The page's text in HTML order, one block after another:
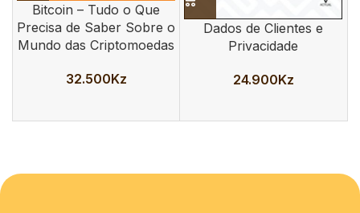
Bitcoin – Tudo o Que
Precisa de Saber Sobre o
Mundo das Criptomoedas
32.500Kz
Dados de Clientes e
Privacidade
24.900Kz